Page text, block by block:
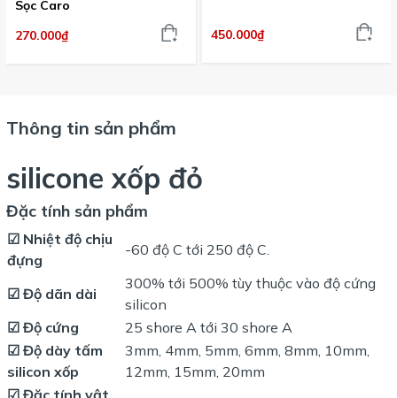
Sọc Caro
270.000₫
450.000₫
Thông tin sản phẩm
silicone xốp đỏ
Đặc tính sản phẩm
☑ Nhiệt độ chịu
đựng
-60 độ C tới 250 độ C.
☑ Độ dãn dài
300% tới 500% tùy thuộc vào độ cứng
silicon
☑ Độ cứng
25 shore A tới 30 shore A
☑ Độ dày tấm
silicon xốp
3mm, 4mm, 5mm, 6mm, 8mm, 10mm,
12mm, 15mm, 20mm
☑ Đặc tính vật